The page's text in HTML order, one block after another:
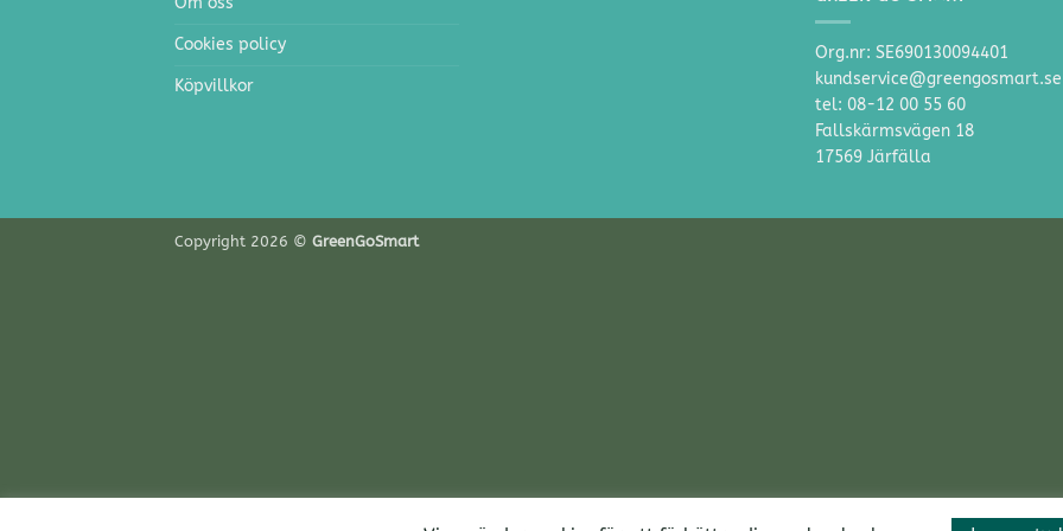
Cookies policy
Köpvillkor
Org.nr: SE690130094401
kundservice@greengosmart.se
tel: 08-12 00 55 60
Fallskärmsvägen 18
17569 Järfälla
Copyright 2026 © GreenGoSmart